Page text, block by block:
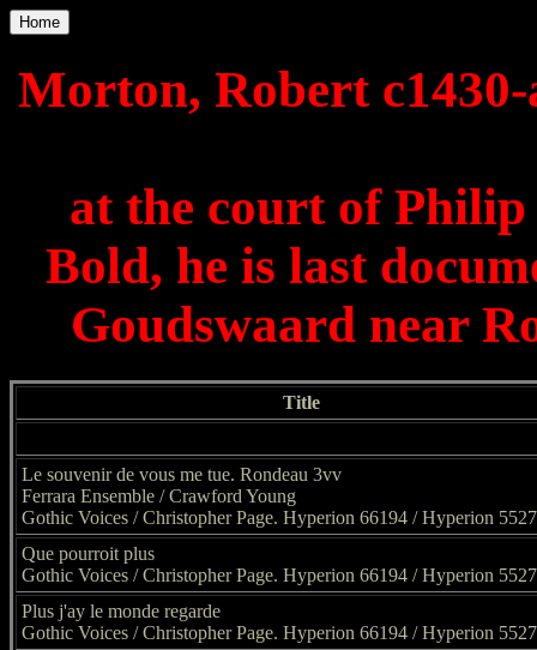
Home
Morton, Robert
at the court of Philip
Bold, he is last
Goudswaard near
Title
Le souvenir de vous me tue. Rondeau 3vv
Ferrara Ensemble / Crawford Young
Gothic Voices / Christopher Page. Hyperion 66194 / Hyperion
Que pourroit plus
Gothic Voices / Christopher Page. Hyperion 66194 / Hyperion
Plus j'ay le monde regarde
Gothic Voices / Christopher Page. Hyperion 66194 / Hyperion